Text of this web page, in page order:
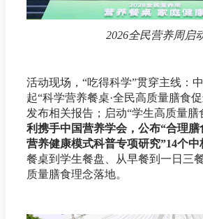
2026全民营养周启
活动现场，“吃得科学”贯穿主线：
起“科学营养餐桌·全民高质量膳食
发布相关报告；启动“学生高质量膳
利携手中国营养学会，公布“合理膳
营养健康模式科普专项研究”14个中
餐桌到学生餐盘、从早餐到一日三
质量膳食理念落地。